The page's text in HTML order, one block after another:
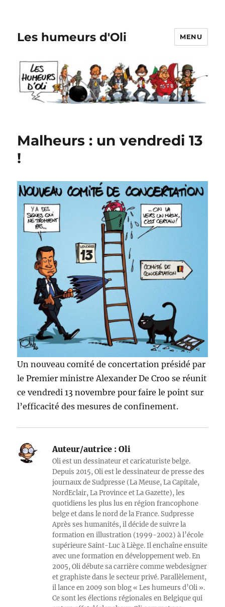
Les humeurs d'Oli MENU
Malheurs : un vendredi 13
!
Un nouveau comité de concertation présidé par
le Premier ministre Alexander De Croo se réunit
ce vendredi 13 novembre pour faire le point sur
l’efficacité des mesures de confinement.
Auteur/autrice : Oli
Oli est un dessinateur et caricaturiste belge.
Depuis 2015, Oli est le dessinateur de presse des
journaux de Sudpresse (La Meuse, La Capitale,
NordEclair, La Province et La Gazette), les
quotidiens les plus lus en région francophone
belge et dans le nord de la France. Sudpresse
Après ses humanités, il décide de suivre la
formation en illustration (1999-2002) à l’école
supérieure Saint-Luc à Liège. Il enchaîne ensuite
avec une formation en développement web. En
2005, Oli débute sa carrière comme webdesigner
et graphiste dans le secteur privé. Parallèlement,
il lance en 2009 son blog « Les humeurs d’Oli ».
Ce sont les élections régionales en Belgique qui